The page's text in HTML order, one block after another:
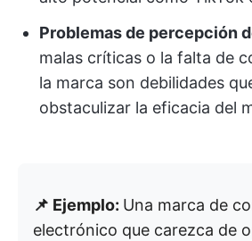
Problemas de percepción
malas críticas o la falta de
la marca son debilidades
obstaculizar la eficacia del
📌 Ejemplo: Una marca de
electrónico que carezca de